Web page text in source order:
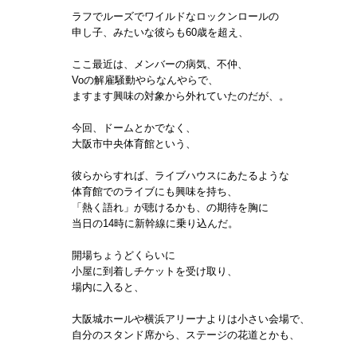
ラフでルーズでワイルドなロックンロールの
申し子、みたいな彼らも60歳を超え、
ここ最近は、メンバーの病気、不仲、
Voの解雇騒動やらなんやらで、
ますます興味の対象から外れていたのだが、。
今回、ドームとかでなく、
大阪市中央体育館という、
彼らからすれば、ライブハウスにあたるような
体育館でのライブにも興味を持ち、
「熱く語れ」が聴けるかも、の期待を胸に
当日の14時に新幹線に乗り込んだ。
開場ちょうどくらいに
小屋に到着しチケットを受け取り、
場内に入ると、
大阪城ホールや横浜アリーナよりは小さい会場で、
自分のスタンド席から、ステージの花道とかも、